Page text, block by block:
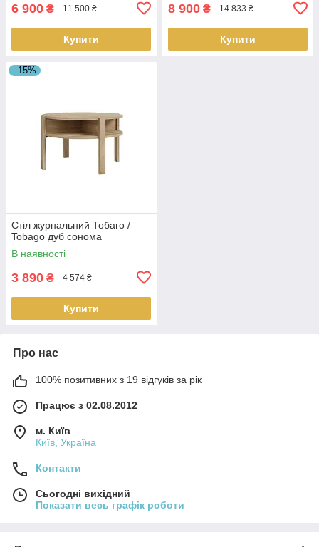
6 900 ₴ 11 500 ₴
Купити
8 900 ₴ 14 833 ₴
Купити
–15%
Стіл журнальний Тобаго /
Tobago дуб сонома
В наявності
3 890 ₴ 4 574 ₴
Купити
Про нас
100% позитивних з 19 відгуків за рік
Працює з 02.08.2012
м. Київ
Київ, Україна
Контакти
Сьогодні вихідний
Показати весь графік роботи